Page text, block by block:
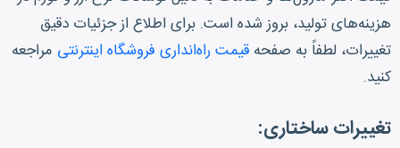
هزینه‌های تولید، بروز شده است. برای اطلاع از جزئیات دقیق
تغییرات، لطفاً به صفحهقیمت راه‌انداری فروشگاه اینترنتی مراجعه
کنید.
تغییرات ساختاری: